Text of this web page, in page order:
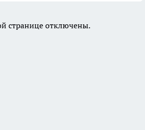
странице отключены.